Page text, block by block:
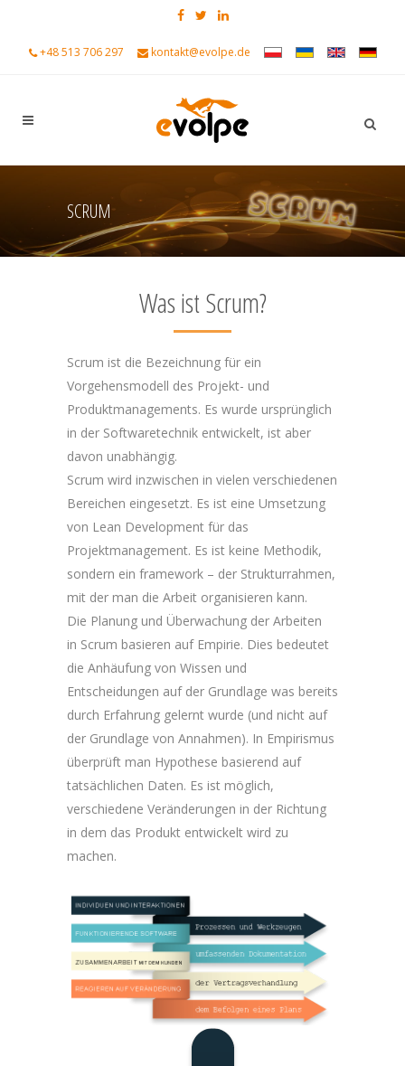
+48 513 706 297 kontakt@evolpe.de
SCRUM
Was ist Scrum?
Scrum ist die Bezeichnung für ein
Vorgehensmodell des Projekt- und
Produktmanagements. Es wurde ursprünglich
in der Softwaretechnik entwickelt, ist aber
davon unabhängig.
Scrum wird inzwischen in vielen verschiedenen
Bereichen eingesetzt. Es ist eine Umsetzung
von Lean Development für das
Projektmanagement. Es ist keine Methodik,
sondern ein framework – der Strukturrahmen,
mit der man die Arbeit organisieren kann.
Die Planung und Überwachung der Arbeiten
in Scrum basieren auf Empirie. Dies bedeutet
die Anhäufung von Wissen und
Entscheidungen auf der Grundlage was bereits
durch Erfahrung gelernt wurde (und nicht auf
der Grundlage von Annahmen). In Empirismus
überprüft man Hypothese basierend auf
tatsächlichen Daten. Es ist möglich,
verschiedene Veränderungen in der Richtung
in dem das Produkt entwickelt wird zu
machen.